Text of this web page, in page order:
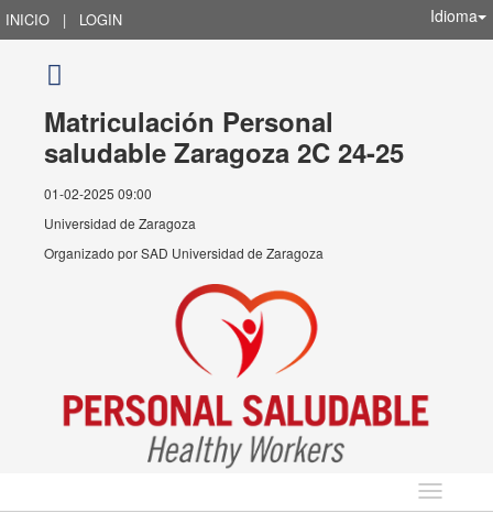
INICIO | LOGIN Idioma
Matriculación Personal
saludable Zaragoza 2C 24-25
01-02-2025 09:00
Universidad de Zaragoza
Organizado porSAD Universidad de Zaragoza
Idioma